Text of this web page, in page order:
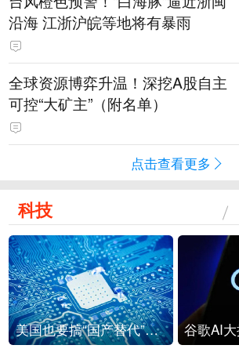
沿海 江浙沪皖等地将有暴雨
全球资源博弈升温！深挖A股自主
可控“大矿主”（附名单）
点击查看更多
科技
美国也要搞“国产替代”？先算清三笔账